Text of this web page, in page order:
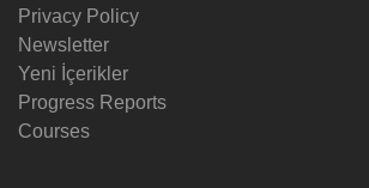
Privacy Policy
Newsletter
Yeni İçerikler
Progress Reports
Courses